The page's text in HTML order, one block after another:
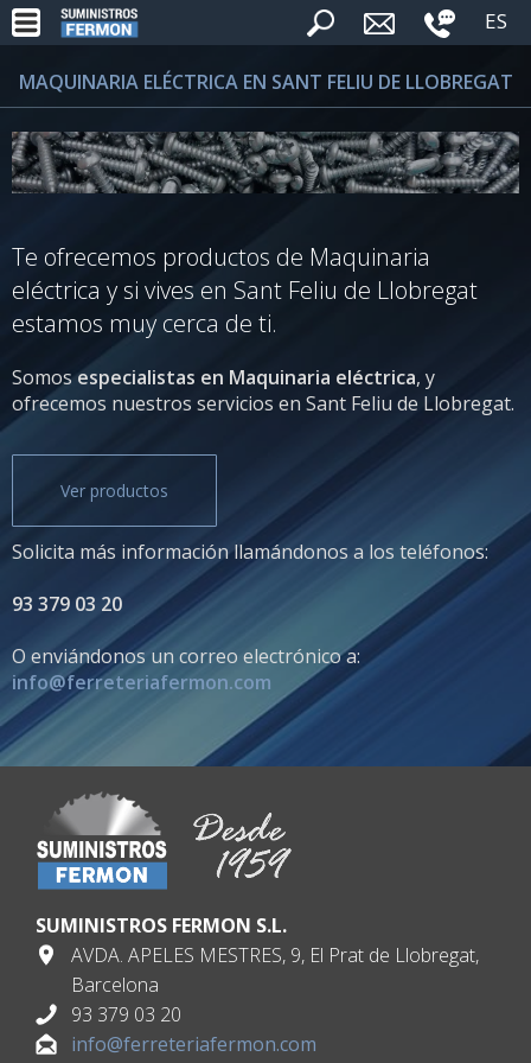
ES
MAQUINARIA ELÉCTRICA EN SANT FELIU DE LLOBREGAT
Te ofrecemos productos de Maquinaria
eléctrica y si vives en Sant Feliu de Llobregat
estamos muy cerca de ti.
Somosespecialistas en Maquinaria eléctrica, y
ofrecemos nuestros servicios en Sant Feliu de Llobregat.
Ver productos
Solicita más información llamándonos a los teléfonos:
93 379 03 20
O enviándonos un correo electrónico a:
info@ferreteriafermon.com
SUMINISTROS FERMON S.L.
AVDA. APELES MESTRES, 9, El Prat de Llobregat,
Barcelona
93 379 03 20
info@ferreteriafermon.com